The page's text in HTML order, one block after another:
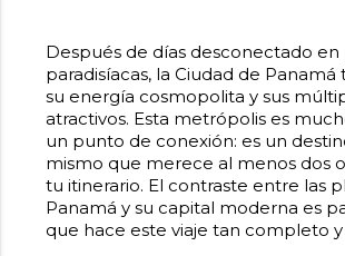
Después de días desconectado en
paradisíacas, la Ciudad de
su energía cosmopolita y sus
atractivos. Esta metrópolis es
un punto de conexión: es un
mismo que merece al menos dos
tu itinerario. El contraste entre las
Panamá y su capital moderna es
que hace este viaje tan completo y